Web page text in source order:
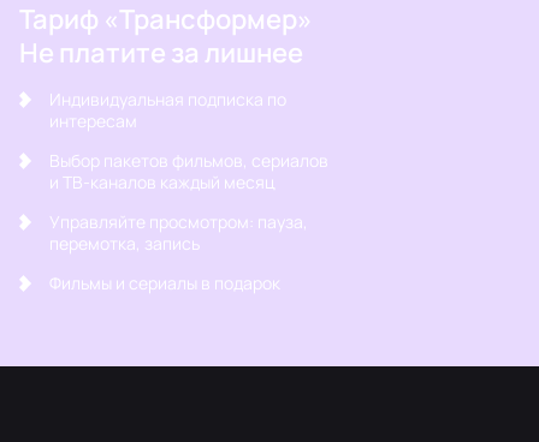
Тариф «Трансформер»
Не платите за лишнее
Индивидуальная подписка по
интересам
Выбор пакетов фильмов, сериалов
и ТВ-каналов каждый месяц
Управляйте просмотром: пауза,
перемотка, запись
Фильмы и сериалы в подарок